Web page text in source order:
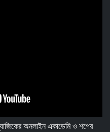
অনলাইন একাডেমি ও শপের